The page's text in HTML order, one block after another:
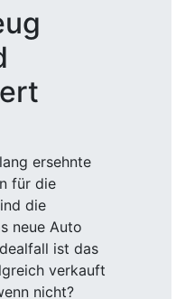
ersehnte
für die
die
neue Auto
ist das
verkauft
nicht?